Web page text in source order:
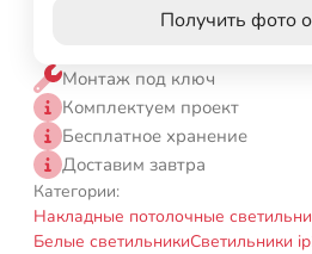
Получить фото
Монтаж под ключ
Комплектуем проект
Бесплатное хранение
Доставим завтра
Категории:
Накладные потолочные
Белые светильникиСветильники